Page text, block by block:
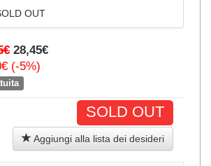
OUT
28,45€
(-5%)
SOLD OUT
Aggiungi alla lista dei desideri